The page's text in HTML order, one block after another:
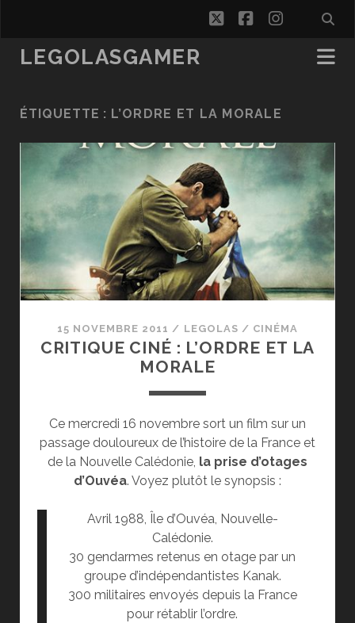
twitterfacebook
LEGOLASGAMER
ÉTIQUETTE : L’ORDRE ET LA MORALE
15 NOVEMBRE 2011 / LEGOLAS / CINÉMA
CRITIQUE CINÉ : L’ORDRE ET LA
MORALE
Ce mercredi 16 novembre sort un film sur un
passage douloureux de l’histoire de la France et
de la Nouvelle Calédonie, la prise d’otages
d’Ouvéa. Voyez plutôt le synopsis :
Avril 1988, Île d’Ouvéa, Nouvelle-
Calédonie.
30 gendarmes retenus en otage par un
groupe d’indépendantistes Kanak.
300 militaires envoyés depuis la France
pour rétablir l’ordre.